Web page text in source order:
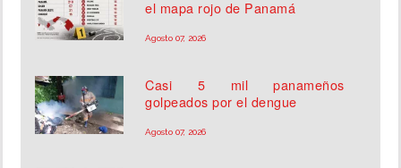
el mapa rojo de Panamá
Agosto 07, 2026
Casi 5 mil panameños
golpeados por el dengue
Agosto 07, 2026